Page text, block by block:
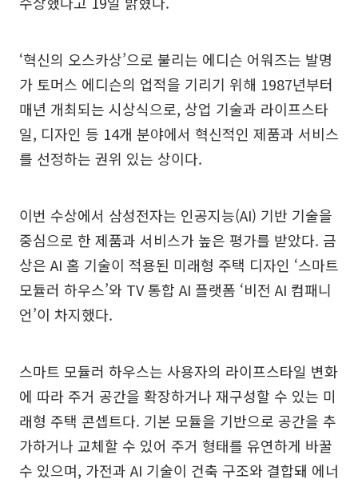
‘혁신의 오스카상’으로 불리는 에디슨 어워즈는 발명
가 토머스 에디슨의 업적을 기리기 위해 1987년부터
매년 개최되는 시상식으로, 상업 기술과 라이프스타
일, 디자인 등 14개 분야에서 혁신적인 제품과 서비스
를 선정하는 권위 있는 상이다.
이번 수상에서 삼성전자는 인공지능(AI) 기반 기술을
중심으로 한 제품과 서비스가 높은 평가를 받았다. 금
상은 AI 홈 기술이 적용된 미래형 주택 디자인 ‘스마트
모듈러 하우스’와 TV 통합 AI 플랫폼 ‘비전 AI 컴패니
언’이 차지했다.
스마트 모듈러 하우스는 사용자의 라이프스타일 변화
에 따라 주거 공간을 확장하거나 재구성할 수 있는 미
래형 주택 콘셉트다. 기본 모듈을 기반으로 공간을 추
가하거나 교체할 수 있어 주거 형태를 유연하게 바꿀
수 있으며, 가전과 AI 기술이 건축 구조와 결합돼 에너